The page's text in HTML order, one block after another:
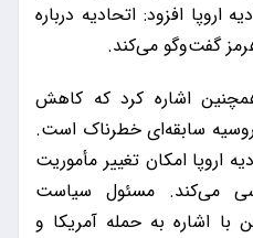
افزود: اتحادیه درباره
گفت‌و‌گو می‌کند.
اشاره کرد که کاهش
سابقه‌ای خطرناک است.
اروپا امکان تغییر مأموریت
می‌کند. مسئول سیاست
با اشاره به حمله آمریکا و